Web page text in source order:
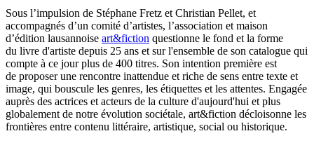
Sous l’impulsion de Stéphane Fretz et Christian Pellet, et
accompagnés d’un comité d’artistes, l’association et maison
d’édition lausannoise art&fiction questionne le fond et la forme
du livre d'artiste depuis 25 ans et sur l'ensemble de son catalogue qui
compte à ce jour plus de 400 titres. Son intention première est
de proposer une rencontre inattendue et riche de sens entre texte et
image, qui bouscule les genres, les étiquettes et les attentes. Engagée
auprès des actrices et acteurs de la culture d'aujourd'hui et plus
globalement de notre évolution sociétale, art&fiction décloisonne les
frontières entre contenu littéraire, artistique, social ou historique.